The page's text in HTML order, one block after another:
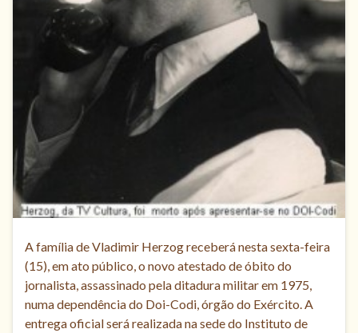
A família de Vladimir Herzog receberá nesta sexta-feira
(15), em ato público, o novo atestado de óbito do
jornalista, assassinado pela ditadura militar em 1975,
numa dependência do Doi-Codi, órgão do Exército. A
entrega oficial será realizada na sede do Instituto de